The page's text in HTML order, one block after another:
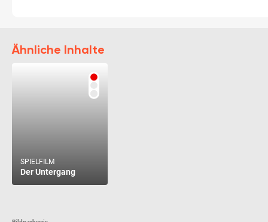
Ähnliche Inhalte
SPIELFILM
Der Untergang